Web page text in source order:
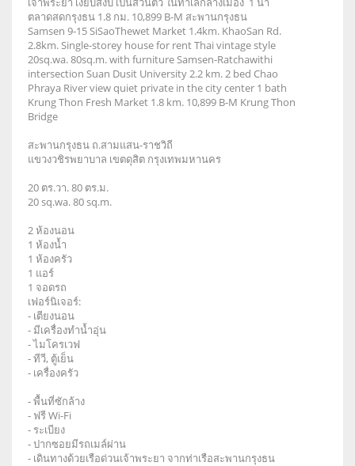
ตลาดสดกรุงธน 1.8 กม. 10,899 B-M สะพานกรุงธน
Samsen 9-15 SiSaoThewet Market 1.4km. KhaoSan Rd.
2.8km. Single-storey house for rent Thai vintage style
20sq.wa. 80sq.m. with furniture Samsen-Ratchawithi
intersection Suan Dusit University 2.2 km. 2 bed Chao
Phraya River view quiet private in the city center 1 bath
Krung Thon Fresh Market 1.8 km. 10,899 B-M Krung Thon
Bridge
สะพานกรุงธน ถ.สามแสน-ราชวิถี
แขวงวชิรพยาบาล เขตดุสิต กรุงเทพมหานคร
20 ตร.วา. 80 ตร.ม.
20 sq.wa. 80 sq.m.
2 ห้องนอน
1 ห้องน้ำ
1 ห้องครัว
1 แอร์
1 จอดรถ
เฟอร์นิเจอร์:
- เตียงนอน
- มีเครื่องทำน้ำอุ่น
- ไมโครเวฟ
- ทีวี, ตู้เย็น
- เครื่องครัว
- พื้นที่ซักล้าง
- ฟรี Wi-Fi
- ระเบียง
- ปากซอยมีรถเมล์ผ่าน
- เดินทางด้วยเรือด่วนเจ้าพระยา จากท่าเรือสะพานกรุงธน